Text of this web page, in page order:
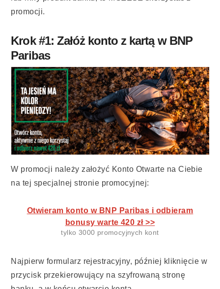
promocji.
Krok #1: Załóż konto z kartą w BNP
Paribas
W promocji należy założyć Konto Otwarte na Ciebie
na tej specjalnej stronie promocyjnej:
Otwieram konto w BNP Paribas i odbieram
bonusy warte 420 zł >>
tylko 3000 promocyjnych kont
Najpierw formularz rejestracyjny, później kliknięcie w
przycisk przekierowujący na szyfrowaną stronę